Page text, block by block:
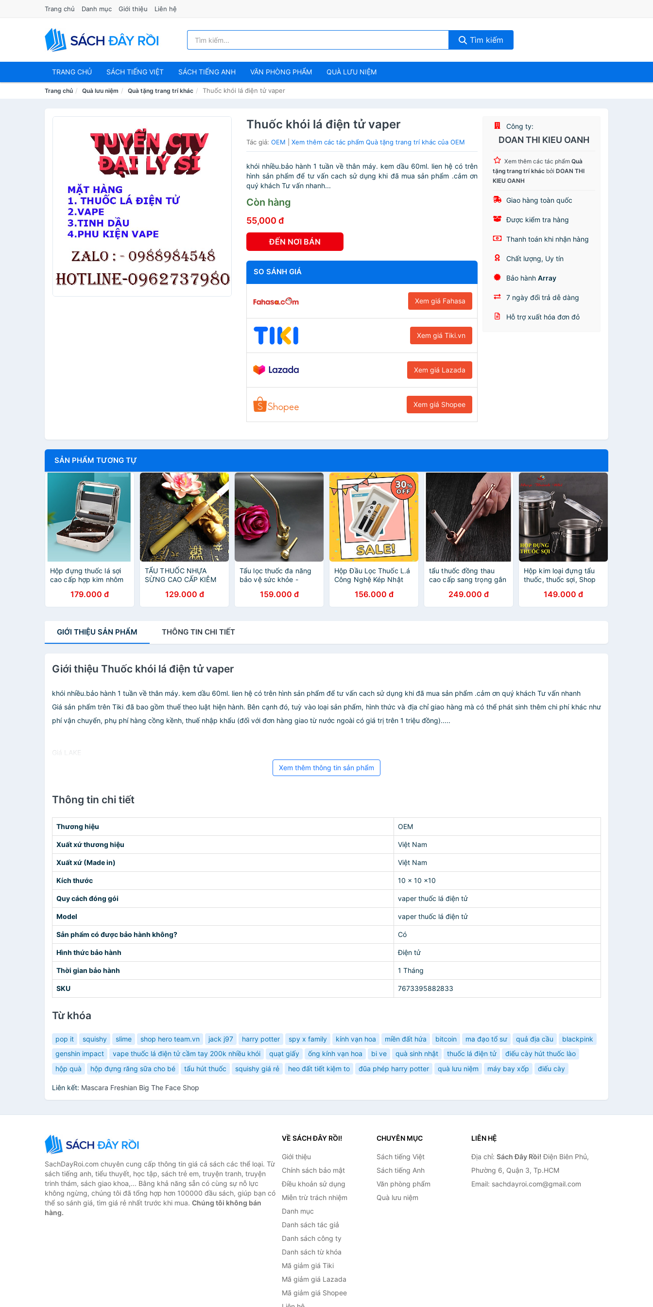
Trang chủ Danh mục Giới thiệu Liên hệ
Tìm kiếm
TRANG CHỦ SÁCH TIẾNG VIỆT SÁCH TIẾNG ANH VĂN PHÒNG PHẨM QUÀ LƯU NIỆM
Trang chủ Quà lưu niệm Quà tặng trang trí khác Thuốc khói lá điện tử vaper
Thuốc khói lá điện tử vaper
Tác giả:OEM |Xem thêm các tác phẩm Quà tặng trang trí khác của OEM
khói nhiều.bảo hành 1 tuần về thân máy. kem dầu 60ml. lien hệ có trên
hình sản phẩm để tư vấn cach sử dụng khi đã mua sản phẩm .cảm ơn
quý khách Tư vấn nhanh...
Còn hàng
55,000 đ
ĐẾN NƠI BÁN
SO SÁNH GIÁ
Xem giá Fahasa
Xem giá Tiki.vn
Xem giá Lazada
Xem giá Shopee
Công ty:
DOAN THI KIEU OANH
Xem thêm các tác phẩmQuà
tặng trang trí khác bởiDOAN THI
KIEU OANH
Giao hàng toàn quốc
Được kiểm tra hàng
Thanh toán khi nhận hàng
Chất lượng, Uy tín
Bảo hànhArray
7 ngày đổi trả dễ dàng
Hỗ trợ xuất hóa đơn đỏ
SẢN PHẨM TƯƠNG TỰ
Hộp đựng thuốc lá sợi
cao cấp hợp kim nhôm
179.000 đ
TẨU THUỐC NHỰA
SỪNG CAO CẤP KIÊM
SỨC KHỎE129.000 đ
Tẩu lọc thuốc đa năng
bảo vệ sức khỏe -
159.000 đ
Hộp Đầu Lọc Thuốc L.á
Công Nghệ Kép Nhật
Dùng Chung Cho Tất Cả
Size Lớn & Vừa & Nhỏ.
156.000 đ
tẩu thuốc đồng thau
cao cấp sang trọng gắn
249.000 đ
Hộp kim loại đựng tẩu
thuốc, thuốc sợi, Shop
149.000 đ
GIỚI THIỆU SẢN PHẨM THÔNG TIN CHI TIẾT
Giới thiệu Thuốc khói lá điện tử vaper
khói nhiều.bảo hành 1 tuần về thân máy. kem dầu 60ml. lien hệ có trên hình sản phẩm để tư vấn cach sử dụng khi đã mua sản phẩm .cảm ơn quý khách Tư vấn nhanh
Giá sản phẩm trên Tiki đã bao gồm thuế theo luật hiện hành. Bên cạnh đó, tuỳ vào loại sản phẩm, hình thức và địa chỉ giao hàng mà có thể phát sinh thêm chi phí khác như
phí vận chuyển, phụ phí hàng cồng kềnh, thuế nhập khẩu (đối với đơn hàng giao từ nước ngoài có giá trị trên 1 triệu đồng).....
Giá LAKE
Xem thêm thông tin sản phẩm
Thông tin chi tiết
Thương hiệu OEM
Xuất xứ thương hiệu Việt Nam
Xuất xứ (Made in) Việt Nam
Kích thước 10 x 10 x10
Quy cách đóng gói vaper thuốc lá điện tử
Model vaper thuốc lá điện tử
Sản phẩm có được bảo hành không? Có
Hình thức bảo hành Điện tử
Thời gian bảo hành 1 Tháng
SKU 7673395882833
Từ khóa
pop it squishy slime shop hero team.vn jack j97 harry potter spy x family kính vạn hoa miền đất hứa bitcoin ma đạo tổ sư quả địa cầu
blackpink
genshin impact
vape thuốc lá điện tử cầm tay 200k nhiều khói quạt giấy ống kính vạn hoa bi ve quà sinh nhật thuốc lá điện tử
điếu cày hút thuốc lào
hộp quà
hộp đựng răng sữa cho bé tẩu hút thuốc squishy giá rẻ heo đất tiết kiệm to đũa phép harry potter quà lưu niệm máy bay xốp điếu cày
Liên kết: Mascara Freshian Big The Face Shop
SachDayRoi.com chuyên cung cấp thông tin giá cả sách các thể loại. Từ
sách tiếng anh, tiểu thuyết, học tập, sách trẻ em, truyện tranh, truyện
trinh thám, sách giao khoa,... Bằng khả năng sẵn có cùng sự nỗ lực
không ngừng, chúng tôi đã tổng hợp hơn 100000 đầu sách, giúp bạn có
thể so sánh giá, tìm giá rẻ nhất trước khi mua. Chúng tôi không bán
hàng.
VỀ SÁCH ĐÂY RỒI!
Giới thiệu
Chính sách bảo mật
Điều khoản sử dụng
Miễn trừ trách nhiệm
Danh mục
Danh sách tác giả
Danh sách công ty
Danh sách từ khóa
Mã giảm giá Tiki
Mã giảm giá Lazada
Mã giảm giá Shopee
CHUYÊN MỤC
Sách tiếng Việt
Sách tiếng Anh
Văn phòng phẩm
Quà lưu niệm
LIÊN HỆ
Địa chỉ: Sách Đây Rồi! Điện Biên Phủ,
Phường 6, Quận 3, Tp.HCM
Email: sachdayroi.com@gmail.com